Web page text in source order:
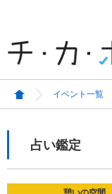
イベント一覧
占い鑑定